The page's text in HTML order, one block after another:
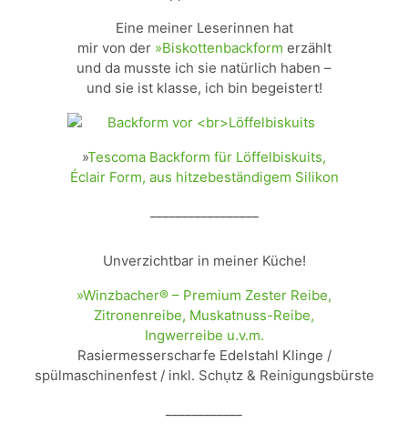
Eine meiner Leserinnen hat
mir von der »Biskottenbackform erzählt
und da musste ich sie natürlich haben –
und sie ist klasse, ich bin begeistert!
»Tescoma Backform für Löffelbiskuits,
Éclair Form, aus hitzebeständigem Silikon
Unverzichtbar in meiner Küche!
»Winzbacher® – Premium Zester Reibe,
Zitronenreibe, Muskatnuss-Reibe,
Ingwerreibe u.v.m.
Rasiermesserscharfe Edelstahl Klinge /
spülmaschinenfest / inkl. Schụtz & Reinigungsbürste